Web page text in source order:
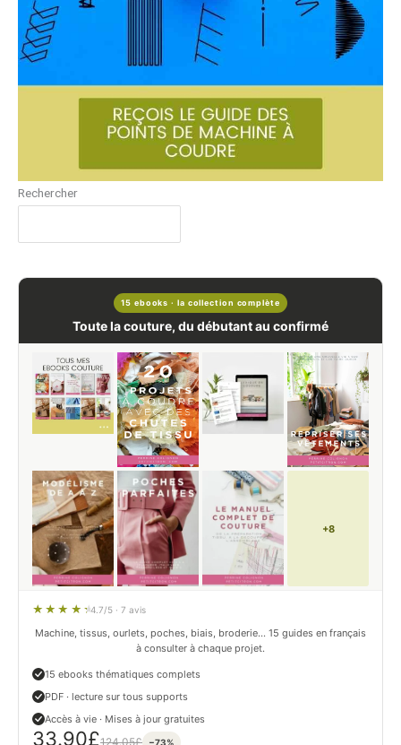
Rechercher
15 ebooks · la collection complète
Toute la couture, du débutant au confirmé
+8
4.7/5 · 7 avis
Machine, tissus, ourlets, poches, biais, broderie… 15 guides en français
à consulter à chaque projet.
15 ebooks thématiques complets
PDF · lecture sur tous supports
Accès à vie · Mises à jour gratuites
33.90£124.05£ −73%